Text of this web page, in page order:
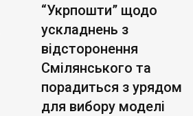
“Укрпошти” щодо
ускладнень з
відсторонення
Смілянського та
порадиться з урядом
для вибору моделі